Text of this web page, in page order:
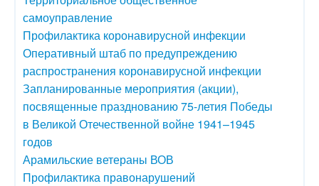
самоуправление
Профилактика коронавирусной инфекции
Оперативный штаб по предупреждению
распространения коронавирусной инфекции
Запланированные мероприятия (акции),
посвященные празднованию 75-летия Победы
в Великой Отечественной войне 1941–1945
годов
Арамильские ветераны ВОВ
Профилактика правонарушений